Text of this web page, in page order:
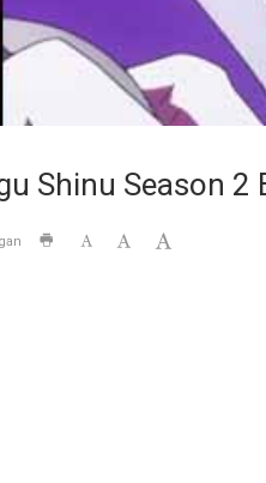
Shinu Season 2